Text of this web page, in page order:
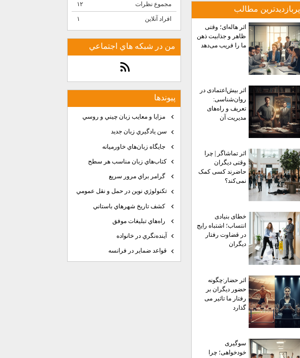
پربازديدترين مطالب
اثر هاله‌ای؛ وقتی
ظاهر و جذابیت ذهن
ما را فریب می‌دهد
اثر بیش‌اعتمادی در
روان‌شناسی:
تعریف و راه‌های
مدیریت آن
اثر تماشاگر | چرا
وقتی دیگران
حاضرند کسی کمک
نمی‌کند؟
خطای بنیادی
انتساب؛ اشتباه رایج
در قضاوت رفتار
دیگران
اثر حضار:چگونه
حضور دیگران بر
رفتار ما تاثیر می
گذارد
سوگیری
خودخواهی؛ چرا
مجموع نظرات ۱۲
افراد آنلاین ۱
من در شبكه هاي اجتماعي
پيوندها
مزايا و معايب زبان چيني و روسي
سن يادگيري زبان جديد
جايگاه زبان‌هاي خاورميانه
كتاب‌هاي زبان مناسب هر سطح
گرامر براي مرور سريع
تكنولوژي نوين در حمل و نقل عمومي
كشف تاريخ شهرهاي باستاني
راه‌هاي تبليغات موفق
آينده‌نگري در خانواده
قواعد ضماير در فرانسه